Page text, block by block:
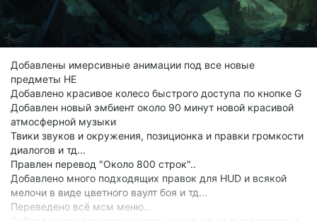
Добавлены имерсивные анимации под все новые
предметы HE
Добавлено красивое колесо быстрого доступа по кнопке G
Добавлен новый эмбиент около 90 минут новой красивой
атмосферной музыки
Твики звуков и окружения, позиционка и правки громкости
диалогов и тд...
Правлен перевод "Около 800 строк"..
Добавлено много подходящих правок для HUD и всякой
мелочи в виде цветного ваулт боя и тд...
Переведено всё мсм меню..